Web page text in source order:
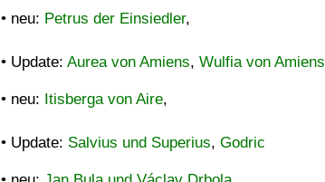
• neu: Petrus der Einsiedler,
• Update: Aurea von Amiens, Wulfia von Amiens
• neu: Itisberga von Aire,
• Update: Salvius und Superius, Godric